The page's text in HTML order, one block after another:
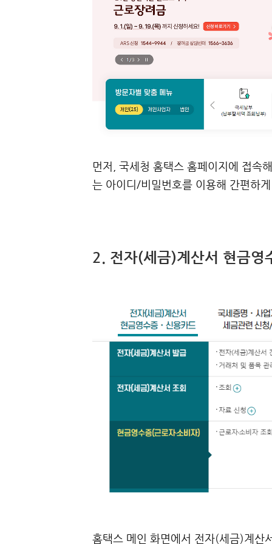
먼저, 국세청 홈택스 홈페이지에 접속
는 아이디/비밀번호를 이용해 간편하
2. 전자(세금)계산서 현금영
홈택스 메인 화면에서 전자(세금)계산